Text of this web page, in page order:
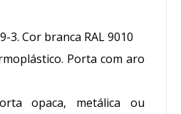
3. Cor branca RAL 9010
Porta com aro
opaca, metálica ou